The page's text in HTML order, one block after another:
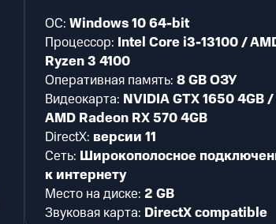
ОС:Windows 10 64-bit
Процессор: Intel Core i3-13100 /
Ryzen 3 4100
Оперативная память:8 GB ОЗУ
Видеокарта: NVIDIA GTX 1650 4GB /
AMD Radeon RX 570 4GB
DirectX: версии 11
Сеть: Широкополосное
к интернету
Место на диске:2 GB
Звуковая карта: DirectX compatible